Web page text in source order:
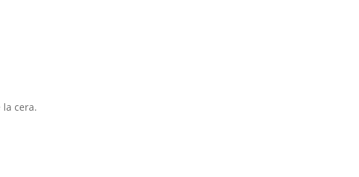
cera.